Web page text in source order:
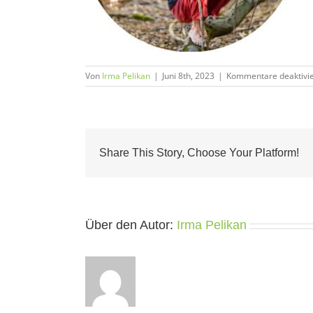
Von Irma Pelikan | Juni 8th, 2023 | Kommentare
Share This Story, Choose Your Platform!
Über den Autor: Irma Pelikan